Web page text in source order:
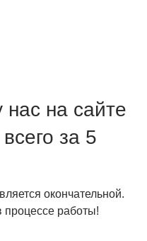
нас на сайте
за 5
окончательной.
процессе работы!